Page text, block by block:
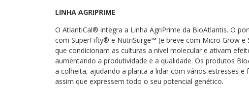
LINHA AGRIPRIME
O AtlantiCal® integra a Linha AgriPrime da BioAtlantis. O
com SuperFifty® e NutriSurge™ (e breve com Micro Grow
que condicionam as culturas a nível molecular e ativam
aumentando a produtividade e a qualidade. Os produtos
a colheita, ajudando a planta a lidar com vários estresses
assim que expressem todo o seu potencial genético.